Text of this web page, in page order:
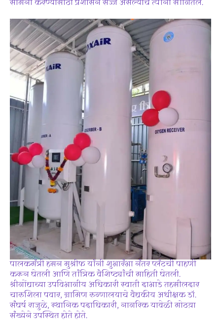
सामना करण्यासाठी प्रशासन सज्ज असल्याचे त्यांनी सांगितले.
पालकमंत्री हसन मुश्रीफ यांनी शुभारंभा नंतर प्लँटची पाहणी
करून घेतली आणि तांत्रिक वैशिष्ट्यांची माहिती घेतली.
श्रीगोंद्याच्या उपविभागीय अधिकारी स्वाती दाभाडे तहसीलदार
चारुशिला पवार, ग्रामिण रुग्णालयाचे वैद्यकीय अधीक्षक डॉ.
संघर्ष राजुळे, स्थानिक पदाधिकारी, नागरिक यावेळी मोठय़ा
संख्येने उपस्थित होते होते.